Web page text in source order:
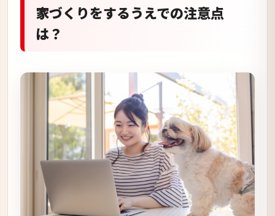
家づくりをするうえでの注意点
は？